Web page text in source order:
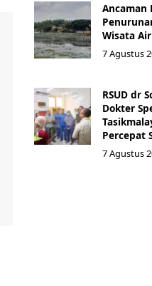
Ancaman
Wisata
7 Agustus
RSUD dr
Dokter
Percepat
7 Agustus